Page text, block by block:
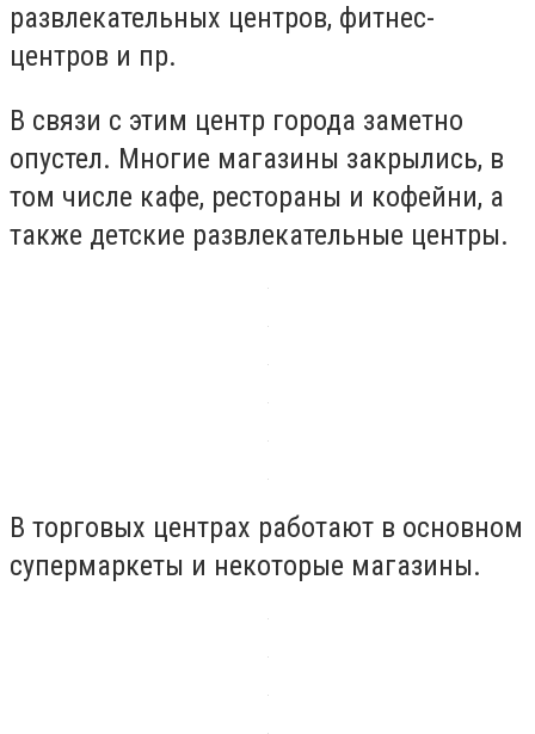
развлекательных центров, фитнес-
центров и пр.
В связи с этим центр города заметно
опустел. Многие магазины закрылись, в
том числе кафе, рестораны и кофейни, а
также детские развлекательные центры.
В торговых центрах работают в основном
супермаркеты и некоторые магазины.